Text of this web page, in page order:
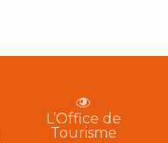
L’Office de
Tourisme